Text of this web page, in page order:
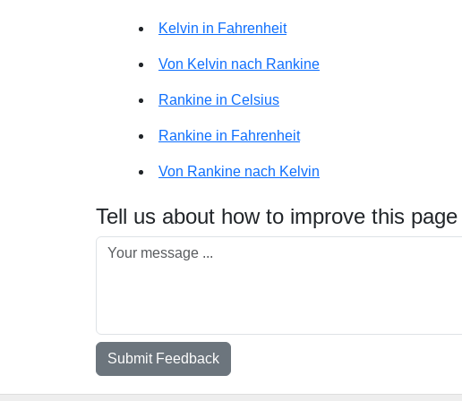
Kelvin in Fahrenheit
Von Kelvin nach Rankine
Rankine in Celsius
Rankine in Fahrenheit
Von Rankine nach Kelvin
Tell us about how to improve this page
Submit Feedback